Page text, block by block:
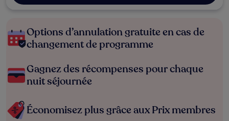
Options d’annulation gratuite en cas de
changement de programme
Gagnez des récompenses pour chaque
nuit séjournée
Économisez plus grâce aux Prix membres